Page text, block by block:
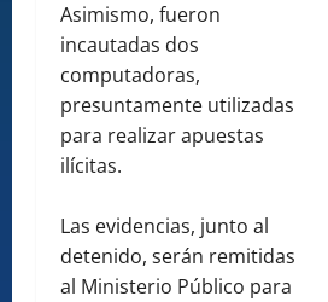
Asimismo, fueron
incautadas dos
computadoras,
presuntamente utilizadas
para realizar apuestas
ilícitas.
Las evidencias, junto al
detenido, serán remitidas
al Ministerio Público para